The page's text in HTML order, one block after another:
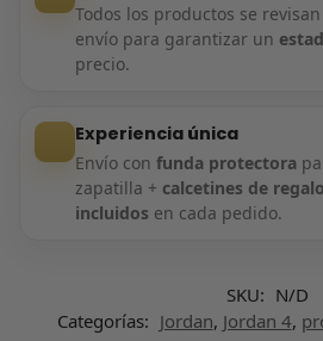
Todos los productos se revisan
envío para garantizar un
precio.
Experiencia única
Envío con funda protectora
zapatilla + calcetines de regalo
incluidos en cada pedido.
SKU: N/D
Categorías: Jordan, Jordan 4,